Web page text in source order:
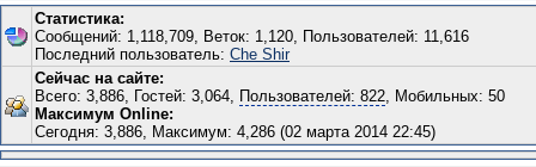
Статистика:
Сообщений: 1,118,709, Веток: 1,120, Пользователей: 11,616
Последний пользователь: Che Shir
Сейчас на сайте:
Всего: 3,886, Гостей: 3,064, Пользователей: 822, Мобильных: 50
Максимум Online:
Сегодня: 3,886, Максимум: 4,286 (02 марта 2014 22:45)